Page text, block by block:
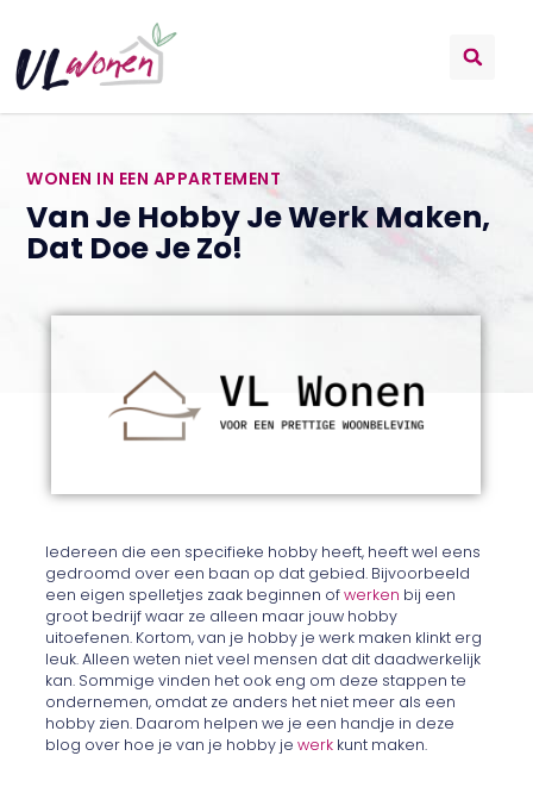
WONEN IN EEN APPARTEMENT
Van Je Hobby Je Werk Maken,
Dat Doe Je Zo!
Iedereen die een specifieke hobby heeft, heeft wel eens
gedroomd over een baan op dat gebied. Bijvoorbeeld
een eigen spelletjes zaak beginnen ofwerken bij een
groot bedrijf waar ze alleen maar jouw hobby
uitoefenen. Kortom, van je hobby je werk maken klinkt erg
leuk. Alleen weten niet veel mensen dat dit daadwerkelijk
kan. Sommige vinden het ook eng om deze stappen te
ondernemen, omdat ze anders het niet meer als een
hobby zien. Daarom helpen we je een handje in deze
blog over hoe je van je hobby jewerk kunt maken.